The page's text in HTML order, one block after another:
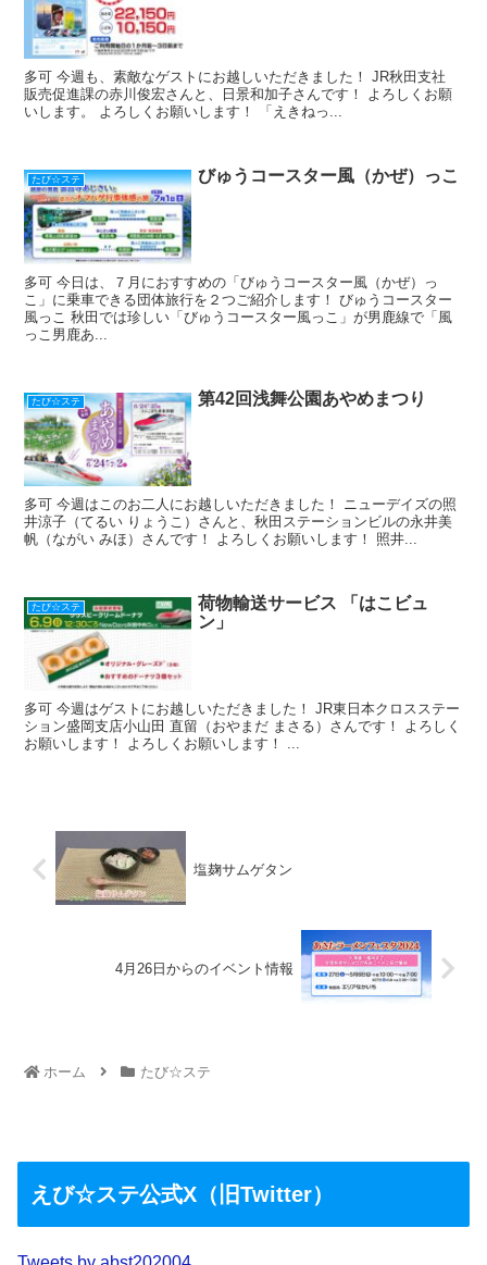
多可 今週も、素敵なゲストにお越しいただきました！ JR秋田支社
販売促進課の赤川俊宏さんと、日景和加子さんです！ よろしくお願
いします。 よろしくお願いします！ 「えきねっ...
たび☆ステ びゅうコースター風（かぜ）っこ
多可 今日は、７月におすすめの「びゅうコースター風（かぜ）っ
こ」に乗車できる団体旅行を２つご紹介します！ びゅうコースター
風っこ 秋田では珍しい「びゅうコースター風っこ」が男鹿線で「風
っこ男鹿あ...
たび☆ステ 第42回浅舞公園あやめまつり
多可 今週はこのお二人にお越しいただきました！ ニューデイズの照
井涼子（てるい りょうこ）さんと、秋田ステーションビルの永井美
帆（ながい みほ）さんです！ よろしくお願いします！ 照井...
たび☆ステ
荷物輸送サービス 「はこビュ
ン」
多可 今週はゲストにお越しいただきました！ JR東日本クロスステー
ション盛岡支店小山田 直留（おやまだ まさる）さんです！ よろしく
お願いします！ よろしくお願いします！ ...
塩麹サムゲタン
4月26日からのイベント情報
ホーム たび☆ステ
えび☆ステ公式X（旧Twitter）